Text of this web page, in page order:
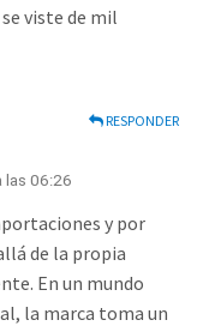
viste de mil
RESPONDER
las 06:26
y por
de la propia
En un mundo
la marca toma un